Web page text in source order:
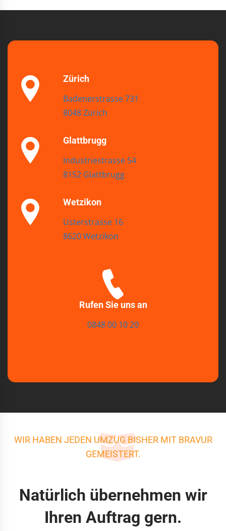
Zürich
Badenerstrasse 731
8048 Zürich
Glattbrugg
Industriestrasse 54
8152 Glattbrugg
Wetzikon
Usterstrasse 16
8620 Wetzikon
Rufen Sie uns an
0848 00 10 20
WIR HABEN JEDEN UMZUG BISHER MIT BRAVUR
GEMEISTERT.
Natürlich übernehmen wir
Ihren Auftrag gern.